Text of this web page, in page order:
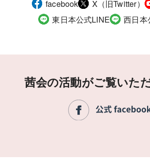
facebook X（旧Twitter）
東日本公式LINE
西日本
茜会の活動がご覧いた